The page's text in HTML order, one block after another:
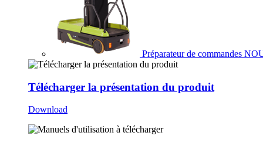
Préparateur de commandes
Télécharger la présentation du produit
Download